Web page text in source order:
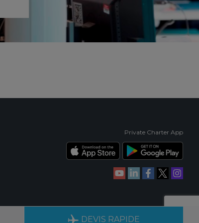
DEVIS RAPIDE
DISPONIBLES 24H/24, 7J/7
Private Charter App